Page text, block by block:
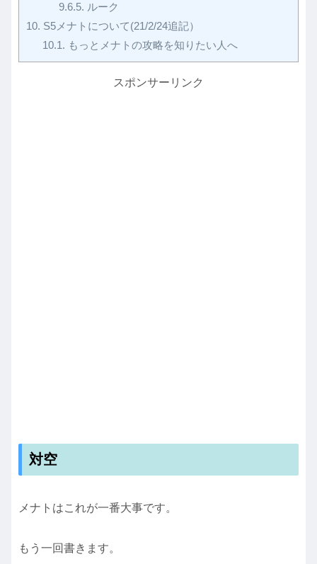
9.6.5. ルーク
10. S5メナトについて(21/2/24追記）
10.1. もっとメナトの攻略を知りたい人へ
スポンサーリンク
対空
メナトはこれが一番大事です。
もう一回書きます。